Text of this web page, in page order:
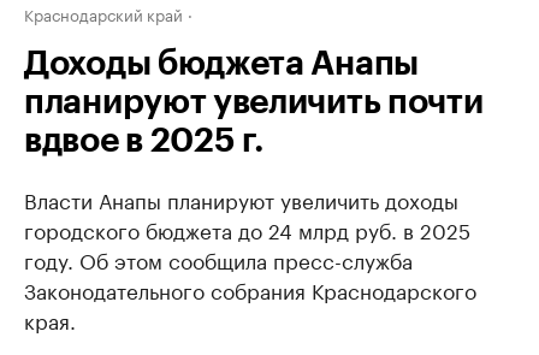
Краснодарский край
Доходы бюджета Анапы
планируют увеличить почти
вдвое в 2025 г.
Власти Анапы планируют увеличить доходы
городского бюджета до 24 млрд руб. в 2025
году. Об этом сообщила пресс-служба
Законодательного собрания Краснодарского
края.